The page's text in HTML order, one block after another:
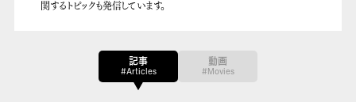
関するトピックも発信しています。
記事
#Articles
動画
#Movies